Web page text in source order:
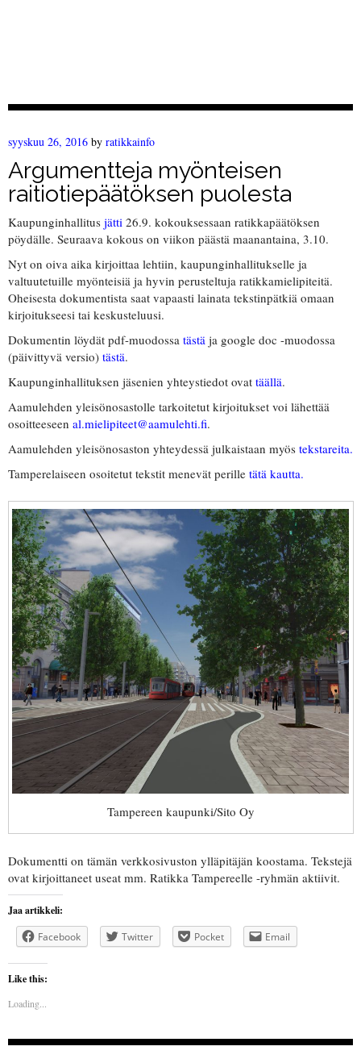
syyskuu 26, 2016 by ratikkainfo
Argumentteja myönteisen
raitiotiepäätöksen puolesta
Kaupunginhallitus jätti 26.9. kokouksessaan ratikkapäätöksen
pöydälle. Seuraava kokous on viikon päästä maanantaina, 3.10.
Nyt on oiva aika kirjoittaa lehtiin, kaupunginhallitukselle ja
valtuutetuille myönteisiä ja hyvin perusteltuja ratikkamielipiteitä.
Oheisesta dokumentista saat vapaasti lainata tekstinpätkiä omaan
kirjoitukseesi tai keskusteluusi.
Dokumentin löydät pdf-muodossa tästä ja google doc -muodossa
(päivittyvä versio) tästä.
Kaupunginhallituksen jäsenien yhteystiedot ovat täällä.
Aamulehden yleisönosastolle tarkoitetut kirjoitukset voi lähettää
osoitteeseen al.mielipiteet@aamulehti.fi.
Aamulehden yleisönosaston yhteydessä julkaistaan myös tekstareita.
Tamperelaiseen osoitetut tekstit menevät perille tätä kautta.
Tampereen kaupunki/Sito Oy
Dokumentti on tämän verkkosivuston ylläpitäjän koostama. Tekstejä
ovat kirjoittaneet useat mm. Ratikka Tampereelle -ryhmän aktiivit.
Jaa artikkeli:
Facebook
Twitter Pocket Email
Like this:
Loading...